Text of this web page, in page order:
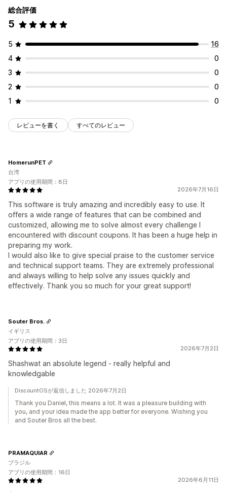
カートディスカウント
カスタムディスカウント
総合評価
5
5
16
4
0
3
0
2
0
1
0
レビューを書く すべてのレビュー
2026年7月16日
This software is truly amazing and incredibly easy to use. It
offers a wide range of features that can be combined and
customized, allowing me to solve almost every challenge I
encountered with discount coupons. It has been a huge help in
preparing my work.
I would also like to give special praise to the customer service
and technical support teams. They are extremely professional
and always willing to help solve any issues quickly and
effectively. Thank you so much for your great support!
HomerunPET
台湾
アプリの使用期間：8日
2026年7月2日
Shashwat an absolute legend - really helpful and
knowledgable
Souter Bros.
イギリス
アプリの使用期間：3日
DiscountOSが返信しました 2026年7月2日
Thank you Daniel, this means a lot. It was a pleasure building with
you, and your idea made the app better for everyone. Wishing you
and Souter Bros all the best.
2026年6月11日
PRAMAQUIAR
ブラジル
アプリの使用期間：16日